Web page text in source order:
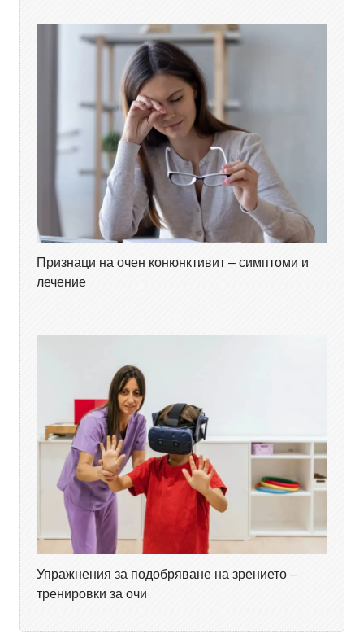
Признаци на очен конюнктивит – симптоми и
лечение
Упражнения за подобряване на зрението –
тренировки за очи